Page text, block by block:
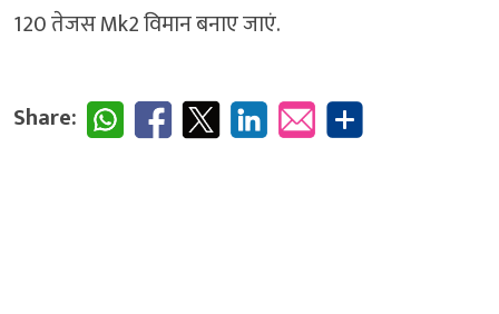
120 तेजस Mk2 विमान बनाए जाएं.
Share: